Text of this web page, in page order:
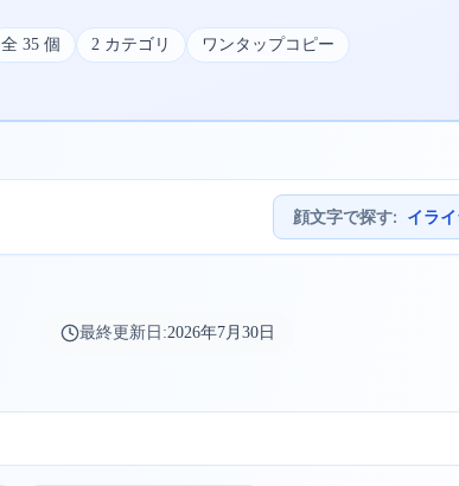
全 35個 2カテゴリ ワンタップコピー
顔文字で探す: イラ
最終更新日:2026年7月30日